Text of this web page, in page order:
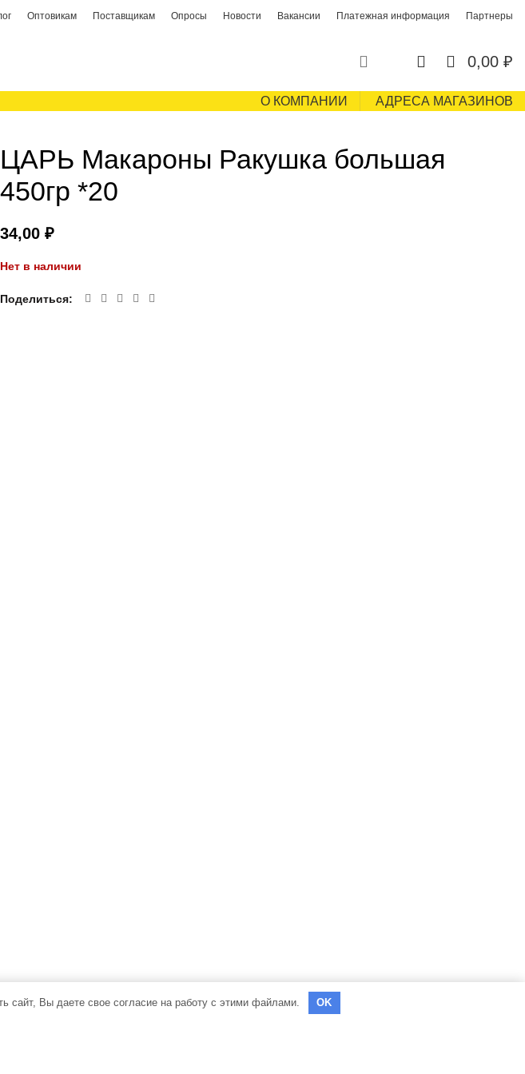
Оптовикам Поставщикам Опросы Новости Вакансии Платежная информация Партнеры
0,00 ₽
О КОМПАНИИ АДРЕСА МАГАЗИНОВ
ЦАРЬ Макароны Ракушка большая
450гр *20
₽
Нет в наличии
Поделиться
сайт, Вы даете свое согласие на работу с этими файлами. OK